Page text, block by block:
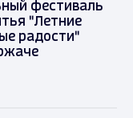
фестиваль
"Летние
радости"